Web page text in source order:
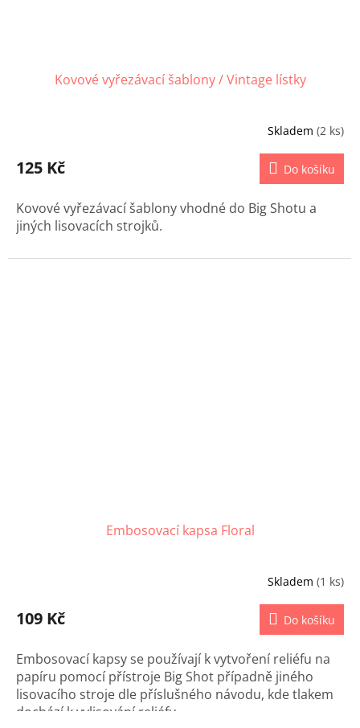
Kovové vyřezávací šablony / Vintage lístky
Skladem (2 ks)
125 Kč Do košíku
Kovové vyřezávací šablony vhodné do Big Shotu a
jiných lisovacích strojků.
Embosovací kapsa Floral
Skladem (1 ks)
109 Kč Do košíku
Embosovací kapsy se používají k vytvoření reliéfu na
papíru pomocí přístroje Big Shot případně jiného
lisovacího stroje dle příslušného návodu, kde tlakem
dochází k vylisování reliéfu.